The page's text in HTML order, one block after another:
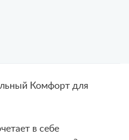
Комфорт для
в себе